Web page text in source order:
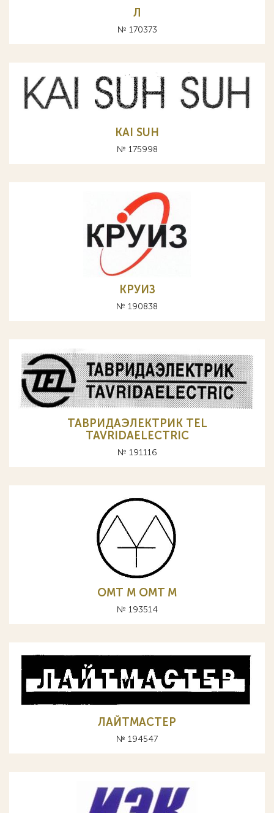
Л
№ 170373
KAI SUH
№ 175998
КРУИЗ
№ 190838
ТАВРИДАЭЛЕКТРИК TEL
TAVRIDAELECTRIC
№ 191116
ОМТ М OMT M
№ 193514
ЛАЙТМАСТЕР
№ 194547